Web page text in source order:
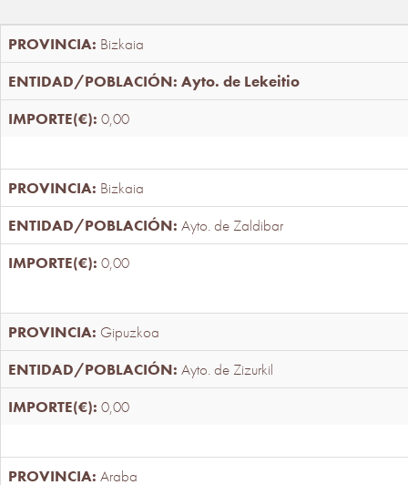
Bizkaia
Ayto. de Lekeitio
0,00
Bizkaia
Ayto. de Zaldibar
0,00
Gipuzkoa
Ayto. de Zizurkil
0,00
Araba